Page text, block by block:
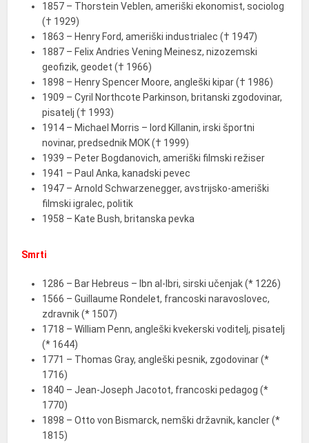
1857 – Thorstein Veblen, ameriški ekonomist, sociolog
(† 1929)
1863 – Henry Ford, ameriški industrialec († 1947)
1887 – Felix Andries Vening Meinesz, nizozemski
geofizik, geodet († 1966)
1898 – Henry Spencer Moore, angleški kipar († 1986)
1909 – Cyril Northcote Parkinson, britanski zgodovinar,
pisatelj († 1993)
1914 – Michael Morris – lord Killanin, irski športni
novinar, predsednik MOK († 1999)
1939 – Peter Bogdanovich, ameriški filmski režiser
1941 – Paul Anka, kanadski pevec
1947 – Arnold Schwarzenegger, avstrijsko-ameriški
filmski igralec, politik
1958 – Kate Bush, britanska pevka
Smrti
1286 – Bar Hebreus – Ibn al-Ibri, sirski učenjak (* 1226)
1566 – Guillaume Rondelet, francoski naravoslovec,
zdravnik (* 1507)
1718 – William Penn, angleški kvekerski voditelj, pisatelj
(* 1644)
1771 – Thomas Gray, angleški pesnik, zgodovinar (*
1716)
1840 – Jean-Joseph Jacotot, francoski pedagog (*
1770)
1898 – Otto von Bismarck, nemški državnik, kancler (*
1815)